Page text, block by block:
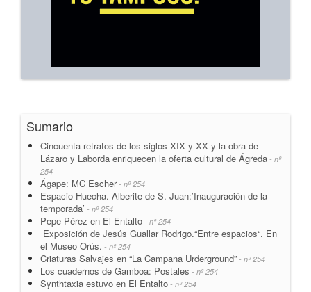
Sumario
Cincuenta retratos de los siglos XIX y XX y la obra de
Lázaro y Laborda enriquecen la oferta cultural de Ágreda - nº
254
Ágape: MC Escher- nº 254
Espacio Huecha. Alberite de S. Juan:’Inauguración de la
temporada’ - nº 254
Pepe Pérez en El Entalto - nº 254
Exposición de Jesús Guallar Rodrigo.“Entre espacios“. En
el Museo Orús. - nº 254
Criaturas Salvajes en “La Campana Urderground” - nº 254
Los cuadernos de Gamboa: Postales - nº 254
Synthtaxia estuvo en El Entalto - nº 254